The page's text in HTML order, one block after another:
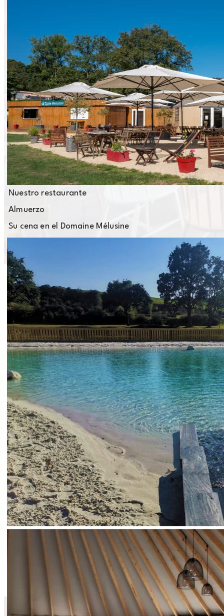
Nuestro restaurante
Almuerzo
Su cena en el Domaine Mélusine
Reservar con alojamiento
Encontrarse con los
demás
Elija el paquete residencial que incluye la
pernoctación en una casa de campo y el
desayuno
y añada las opciones que desee:
Almuerzo
Rompe
Snacks
Cenas